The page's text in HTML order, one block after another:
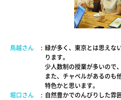
鳥越さん : 緑が多く、東京とは思えな
ります。
少人数制の授業が多いので
また、チャペルがあるのも
特色かと思います。
堀口さん
: 自然豊かでのんびりした雰